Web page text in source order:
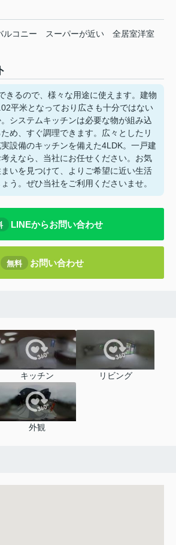
ルコニー スーパーが近い
全居室洋室
きるので、様々な用途に使えます。建物
平米となっており広さも十分ではない
システムキッチンは必要な物が組み込
め、すぐ調理できます。広々としたリ
設備のキッチンを備えた4LDK。一戸建
えなら、当社にお任せください。お気
いを見つけて、よりご希望に近い生活
う。ぜひ当社をご利用くださいませ。
LINEからお問い合わせ
無料 お問い合わせ
キッチン リビング
外観